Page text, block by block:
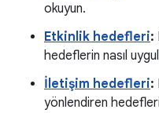
okuyun.
Etkinlik hedefleri:
hedeflerin nasıl
İletişim hedefleri:
yönlendiren